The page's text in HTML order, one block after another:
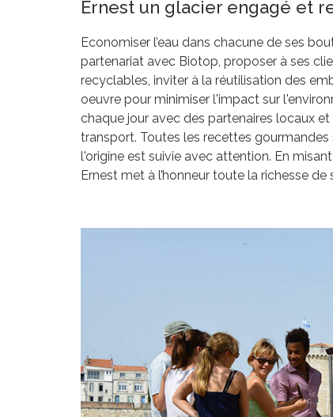
Ernest un glacier engagé et
Economiser l’eau dans chacune de ses
partenariat avec Biotop, proposer à ses
recyclables, inviter à la réutilisation des
oeuvre pour minimiser l'impact sur
chaque jour avec des partenaires locaux
transport. Toutes les recettes
l'origine est suivie avec attention. En
Ernest met à l’honneur toute la richesse